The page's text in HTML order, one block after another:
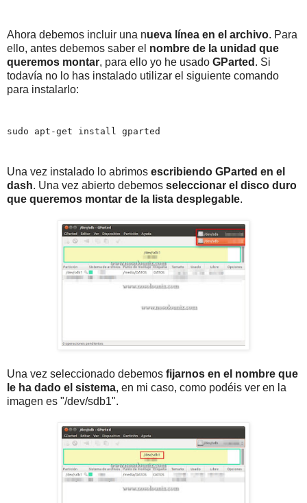
Ahora debemos incluir una nueva línea en el archivo. Para
ello, antes debemos saber el nombre de la unidad que
queremos montar, para ello yo he usado GParted . Si
todavía no lo has instalado utilizar el siguiente comando
para instalarlo:
sudo apt-get install gparted
Una vez instalado lo abrimos escribiendo GParted en el
dash. Una vez abierto debemos seleccionar el disco duro
que queremos montar de la lista desplegable.
Una vez seleccionado debemos fijarnos en el nombre que
le ha dado el sistema, en mi caso, como podéis ver en la
imagen es "/dev/sdb1".